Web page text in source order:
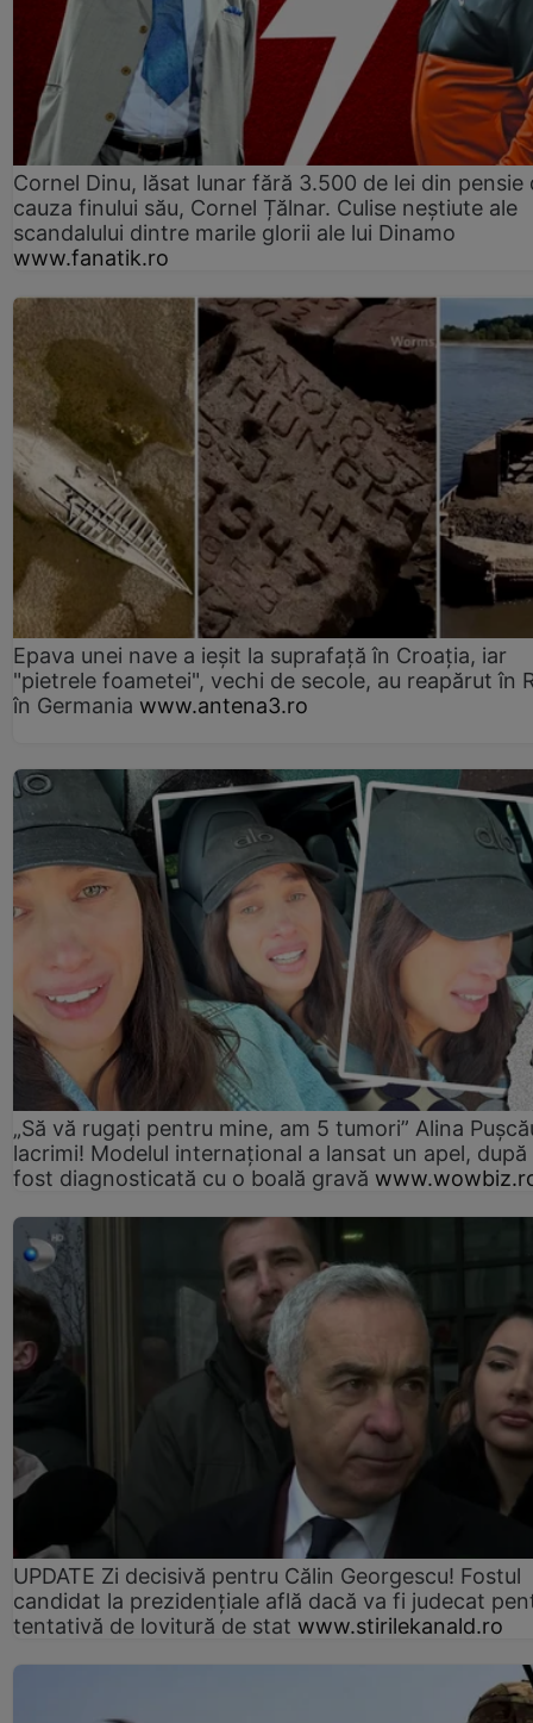
Cornel Dinu, lăsat lunar fără 3.500 de lei din pensie
cauza finului său, Cornel Țălnar. Culise neștiute ale
scandalului dintre marile glorii ale lui Dinamo
www.fanatik.ro
Epava unei nave a ieșit la suprafață în Croația, iar
"pietrele foametei", vechi de secole, au reapărut în
în Germania www.antena3.ro
„Să vă rugați pentru mine, am 5 tumori” Alina
lacrimi! Modelul internațional a lansat un apel, după
fost diagnosticată cu o boală gravă
UPDATE Zi decisivă pentru Călin Georgescu! Fostul
candidat la prezidențiale află dacă va fi judecat
tentativă de lovitură de stat www.stirilekanald.ro